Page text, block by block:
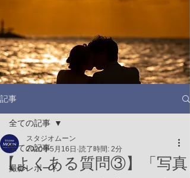
記事
全ての記事
撮影レポート
全ての記事
【よくある質問③】「写真
スタジオムーン
2020年5月16日 読了時間: 2分